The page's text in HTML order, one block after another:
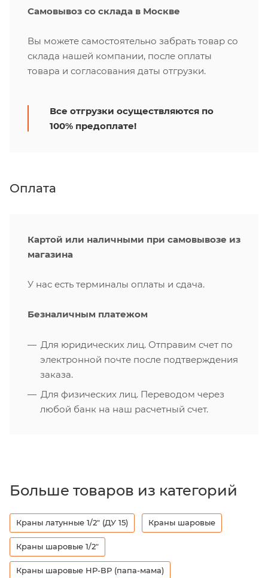
Самовывоз со склада в Москве
Вы можете самостоятельно забрать товар со
склада нашей компании, после оплаты
товара и согласования даты отгрузки.
Все отгрузки осуществляются по
100% предоплате!
Оплата
Картой или наличными при самовывозе из
магазина
У нас есть терминалы оплаты и сдача.
Безналичным платежом
Для юридических лиц. Отправим счет по
электронной почте после подтверждения
заказа.
Для физических лиц. Переводом через
любой банк на наш расчетный счет.
Больше товаров из категорий
Краны латунные 1/2" (ДУ 15) Краны шаровые
Краны шаровые 1/2"
Краны шаровые НР-ВР (папа-мама)